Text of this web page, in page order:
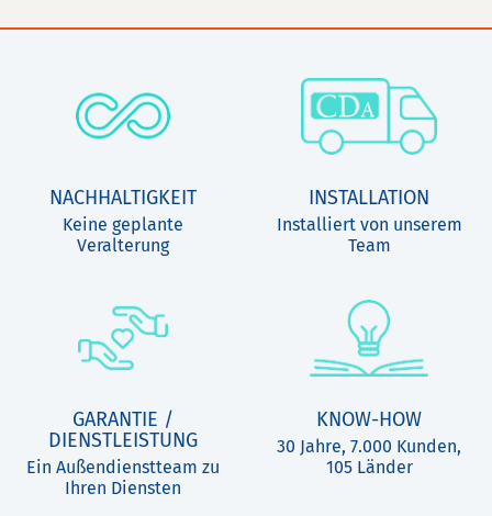
NACHHALTIGKEIT
Keine geplante
Veralterung
INSTALLATION
Installiert von unserem
Team
GARANTIE /
DIENSTLEISTUNG
Ein Außendienstteam zu
Ihren Diensten
KNOW-HOW
30 Jahre, 7.000 Kunden,
105 Länder